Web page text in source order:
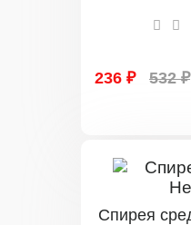
236 ₽ 532 ₽
Спирея